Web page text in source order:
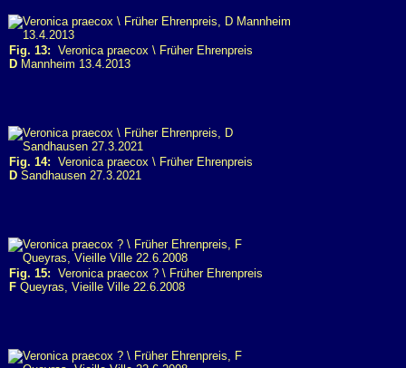
Fig. 13: Veronica praecox \ Früher Ehrenpreis
D Mannheim 13.4.2013
Fig. 14: Veronica praecox \ Früher Ehrenpreis
D Sandhausen 27.3.2021
Fig. 15: Veronica praecox ? \ Früher Ehrenpreis
F Queyras, Vieille Ville 22.6.2008